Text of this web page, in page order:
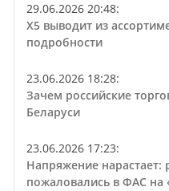
29.06.2026 20:48:
Х5 выводит из
подробности
23.06.2026 18:28:
Зачем российские
Беларуси
23.06.2026 17:23:
Напряжение нарастает:
пожаловались в ФАС на